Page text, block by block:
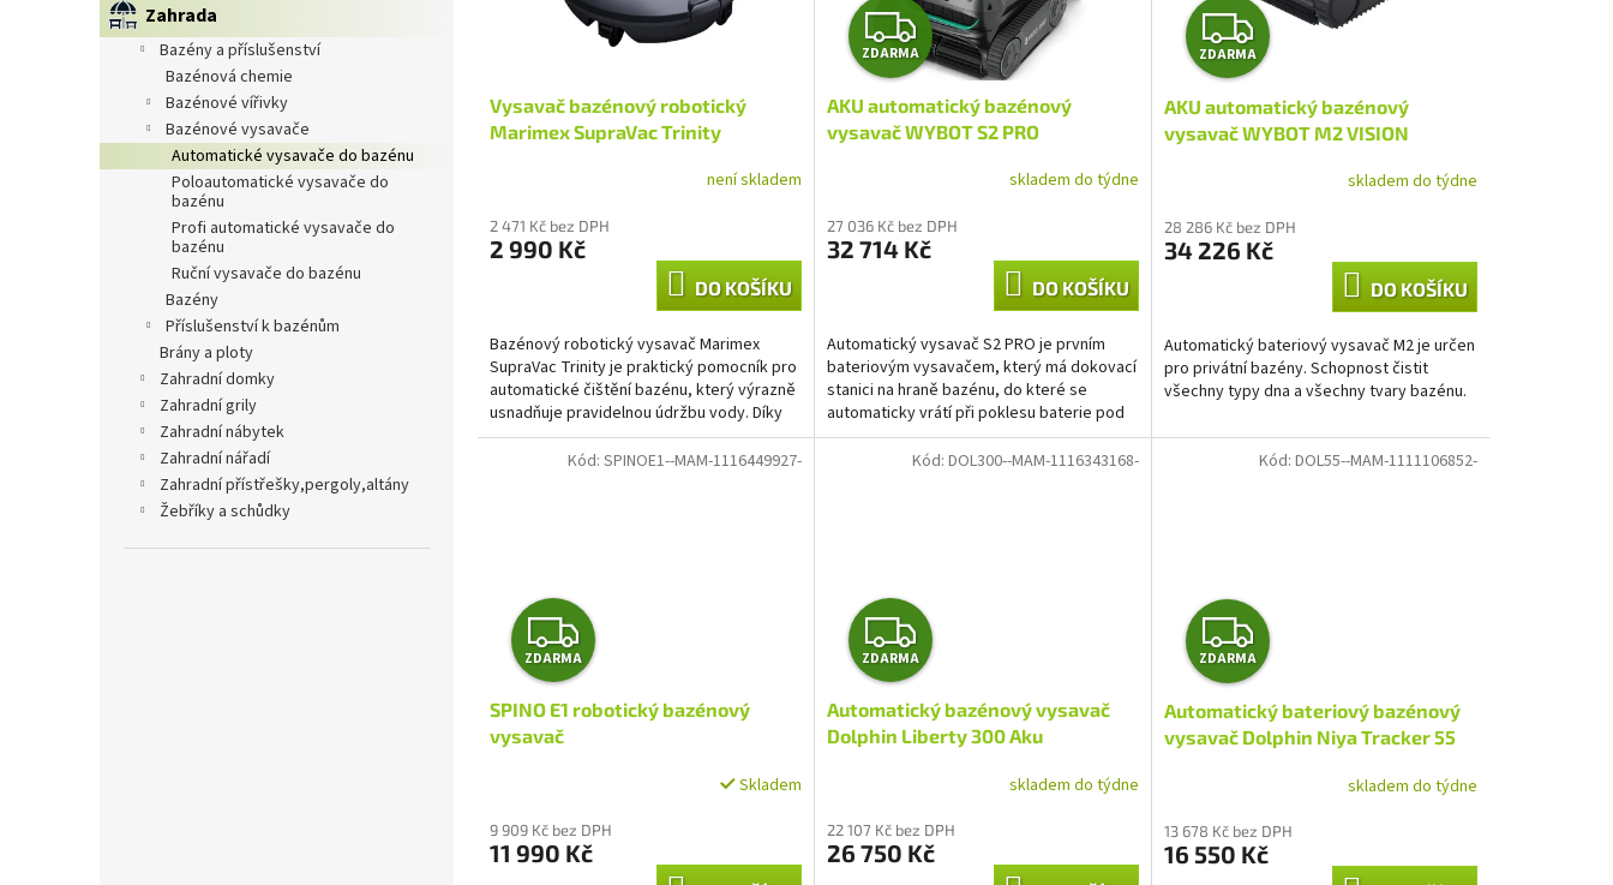
Zahrada
bazény a příslušenství
bazénová chemie
bazénové vířivky
bazénové vysavače
automatické vysavače do bazénu
poloautomatické vysavače do
bazénu
profi automatické vysavače do
bazénu
ruční vysavače do bazénu
bazény
příslušenství k bazénům
brány a ploty
zahradní domky
zahradní grily
zahradní nábytek
zahradní nářadí
zahradní přístřešky,pergoly,altány
žebříky a schůdky
Vysavač bazénový robotický
Marimex SupraVac Trinity
není skladem
2 471 Kč bez DPH
2 990 Kč
DO KOŠÍKU
Bazénový robotický vysavač Marimex
SupraVac Trinity je praktický pomocník pro
automatické čištění bazénu, který výrazně
usnadňuje pravidelnou údržbu vody. Díky
výkonným motorům...
Z
D
A
M
ZDARMA
AKU automatický bazénový
vysavač WYBOT S2 PRO
skladem do týdne
27 036 Kč bez DPH
32 714 Kč
DO KOŠÍKU
Automatický vysavač S2 PRO je prvním
bateriovým vysavačem, který má dokovací
stanici na hraně bazénu, do které se
automaticky vrátí při poklesu baterie pod
20 %.
Z
D
A
M
ZDARMA
AKU automatický bazénový
vysavač WYBOT M2 VISION
skladem do týdne
28 286 Kč bez DPH
34 226 Kč
DO KOŠÍKU
Automatický bateriový vysavač M2 je určen
pro privátní bazény. Schopnost čistit
všechny typy dna a všechny tvary bazénu.
Z
D
A
M
ZDARMA
SPINO E1 robotický bazénový
vysavač
Skladem
9 909 Kč bez DPH
11 990 Kč
Kód: SPINOE1--MAM-1116449927-
Z
D
A
M
ZDARMA
Automatický bazénový vysavač
Dolphin Liberty 300 Aku
skladem do týdne
22 107 Kč bez DPH
26 750 Kč
Kód: DOL300--MAM-1116343168-
Z
D
A
M
ZDARMA
Automatický bateriový bazénový
vysavač Dolphin Niya Tracker 55
skladem do týdne
13 678 Kč bez DPH
16 550 Kč
Kód: DOL55--MAM-1111106852-